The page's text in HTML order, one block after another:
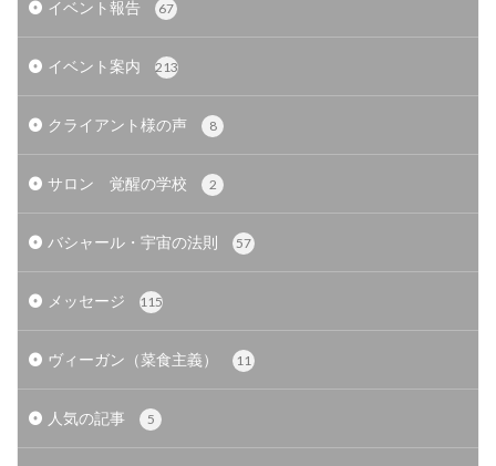
イベント報告 67
イベント案内 213
クライアント様の声 8
サロン 覚醒の学校 2
バシャール・宇宙の法則 57
メッセージ 115
ヴィーガン（菜食主義） 11
人気の記事 5